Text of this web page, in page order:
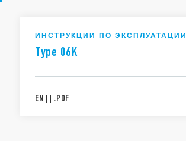
ИНСТРУКЦИИ ПО ЭКСПЛУАТАЦИИ
Type 06K
EN | | .PDF